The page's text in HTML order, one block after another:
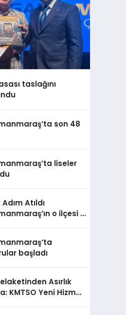
taslağını
son 48
liseler
Atıldı
o ilçesi il
başladı
Asırlık
KMTSO Yeni Hizmet